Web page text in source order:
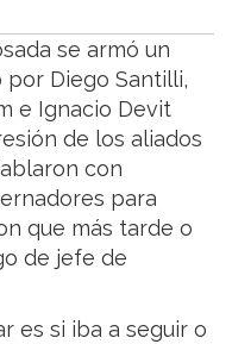
se armó un
Diego Santilli,
e Ignacio Devit
de los aliados
con
para
que más tarde o
de jefe de
es si iba a seguir o